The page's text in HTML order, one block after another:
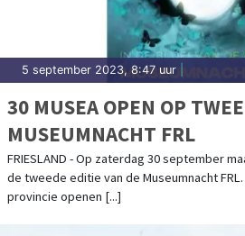
5 september 2023, 8:47 uur
30 MUSEA OPEN OP
MUSEUMNACHT FRL
FRIESLAND - Op zaterdag 30 september
de tweede editie van de Museumnacht
provincie openen [...]